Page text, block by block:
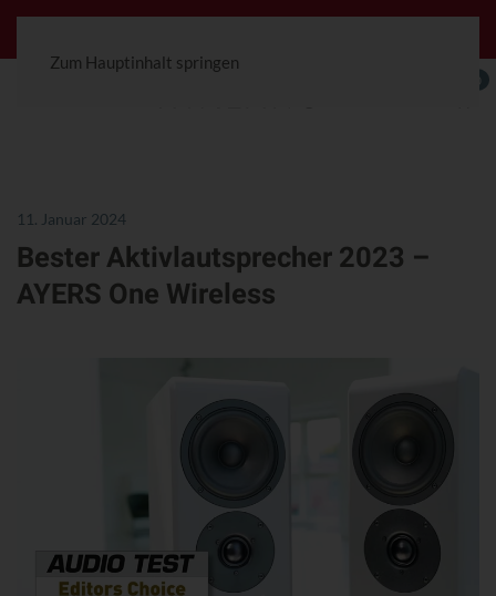
Zum Hauptinhalt springen
0
11. Januar 2024
Bester Aktivlautsprecher 2023 –
AYERS One Wireless